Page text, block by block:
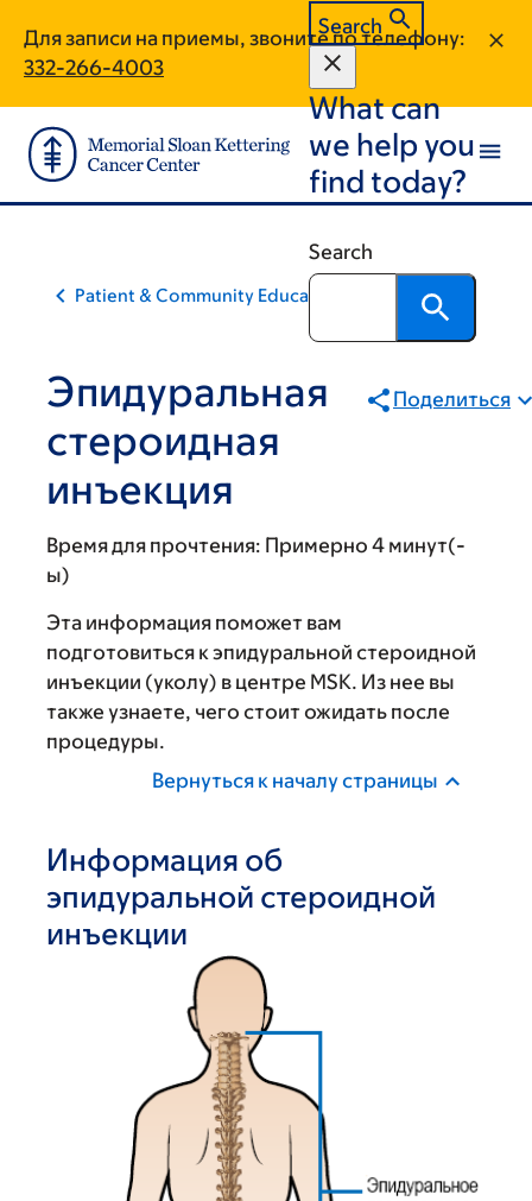
main
content
footer
Для записи на приемы, звоните по телефону:
332-266-4003
Search
What can
we help you
find today?
Search
Patient & Community Education
Эпидуральная
стероидная
инъекция
Поделиться
Время для прочтения: Примерно 4 минут(-
ы)
Эта информация поможет вам
подготовиться к эпидуральной стероидной
инъекции (уколу) в центре MSK. Из нее вы
также узнаете, чего стоит ожидать после
процедуры.
Вернуться к началу страницы
Информация об
эпидуральной стероидной
инъекции